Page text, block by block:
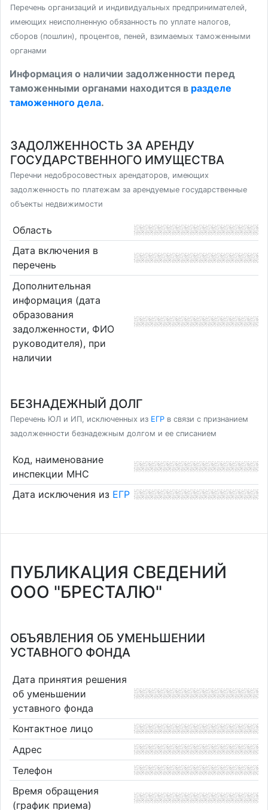
Перечень организаций и индивидуальных предпринимателей,
имеющих неисполненную обязанность по уплате налогов,
сборов (пошлин), процентов, пеней, взимаемых таможенными
органами
Информация о наличии задолженности перед
таможенными органами находится в разделе
таможенного дела.
ЗАДОЛЖЕННОСТЬ ЗА АРЕНДУ
ГОСУДАРСТВЕННОГО ИМУЩЕСТВА
Перечни недобросовестных арендаторов, имеющих
задолженность по платежам за арендуемые государственные
объекты недвижимости
Область
Дата включения в
перечень
Дополнительная
информация (дата
образования
задолженности, ФИО
руководителя), при
наличии
БЕЗНАДЕЖНЫЙ ДОЛГ
Перечень ЮЛ и ИП, исключенных из ЕГР в связи с признанием
задолженности безнадежным долгом и ее списанием
Код, наименование
инспекции МНС
Дата исключения из ЕГР
ПУБЛИКАЦИЯ СВЕДЕНИЙ
ООО "БРЕСТАЛЮ"
ОБЪЯВЛЕНИЯ ОБ УМЕНЬШЕНИИ
УСТАВНОГО ФОНДА
Дата принятия решения
об уменьшении
уставного фонда
Контактное лицо
Адрес
Телефон
Время обращения
(график приема)